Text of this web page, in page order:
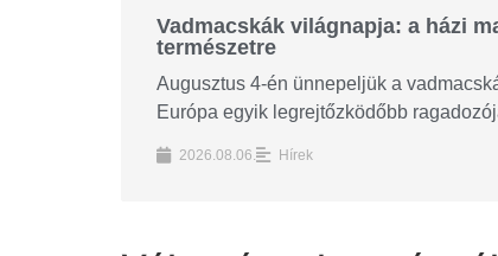
Vadmacskák világnapja: a házi
természetre
Augusztus 4-én ünnepeljük a
Európa egyik legrejtőzködőbb
2026.08.06. Hírek